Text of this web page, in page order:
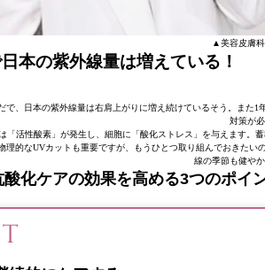
▲美容皮膚
本の紫外線量は増えている！
で、日本の紫外線量は右肩上がりに増え続けているそう。また
対策が必
「活性酸素」が発生し、細胞に「酸化ストレス」を与えます
理的なUVカットも重要ですが、もうひとつ取り組んでおきた
線の季節も健や
酸化ケアの効果を高める3つのポイ